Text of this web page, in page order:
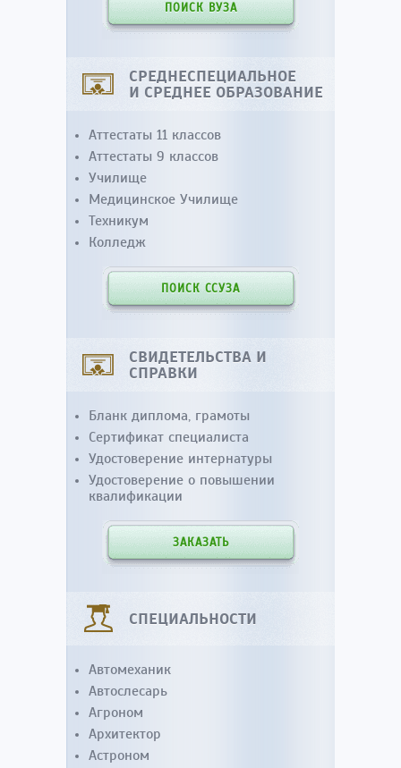
ПОИСК ВУЗА
СРЕДНЕСПЕЦИАЛЬНОЕ
И СРЕДНЕЕ ОБРАЗОВАНИЕ
Аттестаты 11 классов
Аттестаты 9 классов
Училище
Медицинское Училище
Техникум
Колледж
ПОИСК ССУЗА
СВИДЕТЕЛЬСТВА И
СПРАВКИ
Бланк диплома, грамоты
Сертификат специалиста
Удостоверение интернатуры
Удостоверение о повышении
квалификации
ЗАКАЗАТЬ
СПЕЦИАЛЬНОСТИ
Автомеханик
Автослесарь
Агроном
Архитектор
Астроном